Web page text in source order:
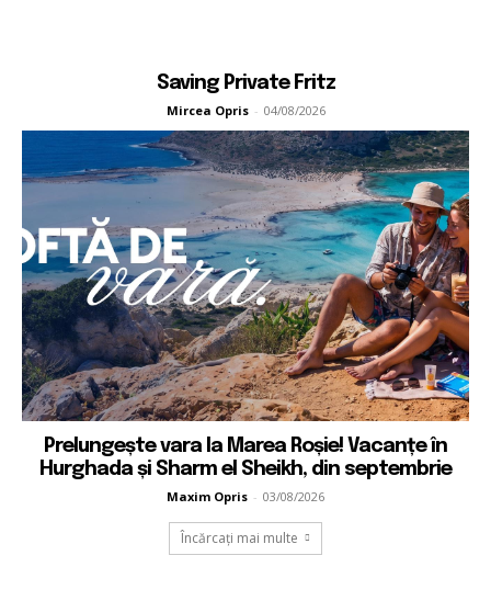
Saving Private Fritz
Mircea Opris - 04/08/2026
Prelungește vara la Marea Roșie! Vacanțe în
Hurghada și Sharm el Sheikh, din septembrie
Maxim Opris - 03/08/2026
Încărcați mai multe